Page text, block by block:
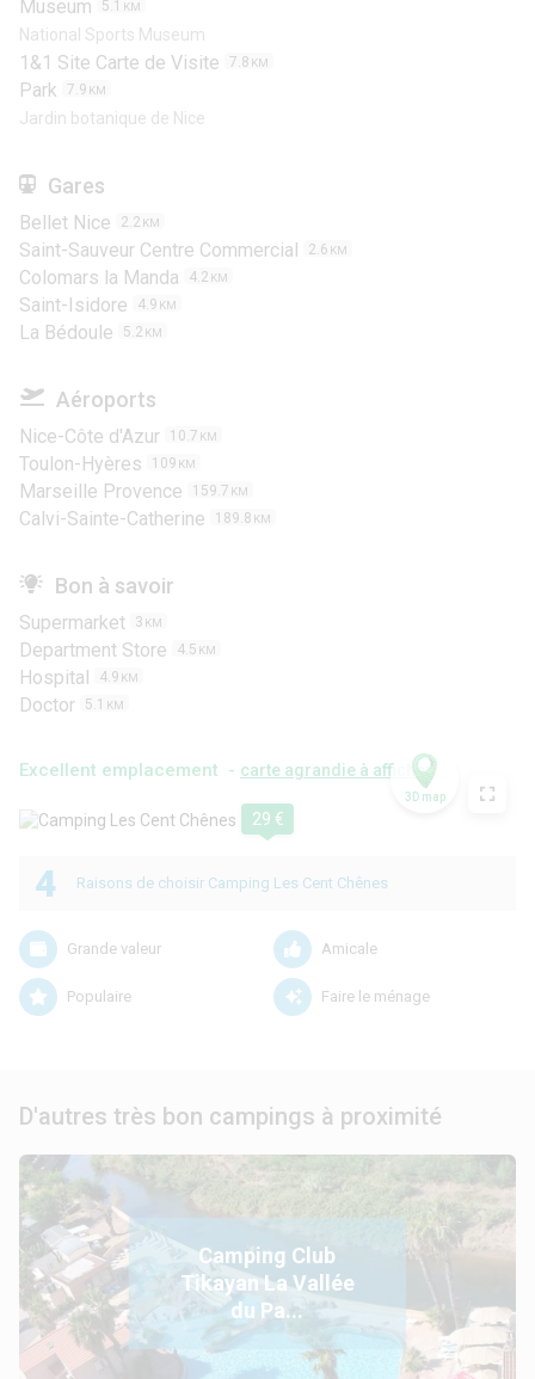
Museum 5.1 KM
National Sports Museum
1&1 Site Carte de Visite 7.8 KM
Park 7.9 KM
Jardin botanique de Nice
Gares
Bellet Nice 2.2 KM
Saint-Sauveur Centre Commercial 2.6 KM
Colomars la Manda 4.2 KM
Saint-Isidore 4.9 KM
La Bédoule 5.2 KM
Aéroports
Nice-Côte d'Azur 10.7 KM
Toulon-Hyères 109 KM
Marseille Provence 159.7 KM
Calvi-Sainte-Catherine 189.8 KM
Bon à savoir
Supermarket 3 KM
Department Store 4.5 KM
Hospital 4.9 KM
Doctor 5.1 KM
Excellent emplacement - carte agrandie à afficher
29 €
3D map
4 Raisons de choisir Camping Les Cent Chênes
Grande valeur Amicale
Populaire Faire le ménage
D'autres très bon campings à proximité
Camping Club
Tikayan La Vallée
du Pa...